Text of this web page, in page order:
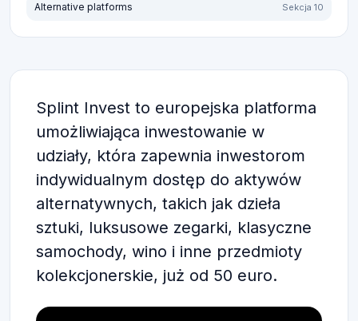
Alternative platforms Sekcja 10
Splint Invest to europejska platforma
umożliwiająca inwestowanie w
udziały, która zapewnia inwestorom
indywidualnym dostęp do aktywów
alternatywnych, takich jak dzieła
sztuki, luksusowe zegarki, klasyczne
samochody, wino i inne przedmioty
kolekcjonerskie, już od 50 euro.